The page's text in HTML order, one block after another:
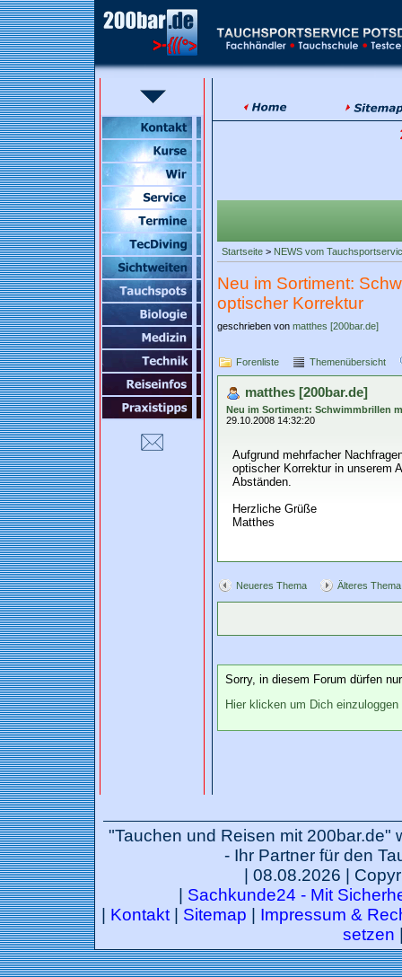
Startseite > NEWS vom
Neu im Sortiment:
optischer Korrektur
geschrieben von matthes [200bar.de]
Forenliste Themenübersicht
matthes [200bar.de]
Neu im Sortiment: Schwimmbrillen
29.10.2008 14:32:20
Aufgrund mehrfacher
optischer Korrektur in unserem
Abständen.
Herzliche Grüße
Matthes
Neueres Thema Älteres Thema
Sorry, in diesem Forum dürfen
Hier klicken um Dich einzuloggen
"Tauchen und Reisen mit 200bar.de"
- Ihr Partner für den
| 08.08.2026 |
Sachkunde24 - Mit
Kontakt| Sitemap
Impressum &
setzen